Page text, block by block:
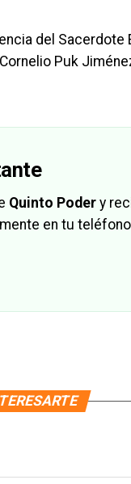
del Sacerdote
Puk
Quinto Poder y
en tu